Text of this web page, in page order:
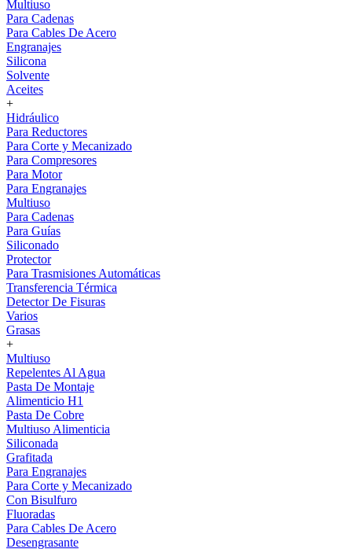
Multiuso
Para Cadenas
Para Cables De Acero
Engranajes
Silicona
Solvente
Aceites
+
Hidráulico
Para Reductores
Para Corte y Mecanizado
Para Compresores
Para Motor
Para Engranajes
Multiuso
Para Cadenas
Para Guías
Siliconado
Protector
Para Trasmisiones Automáticas
Transferencia Térmica
Detector De Fisuras
Varios
Grasas
+
Multiuso
Repelentes Al Agua
Pasta De Montaje
Alimenticio H1
Pasta De Cobre
Multiuso Alimenticia
Siliconada
Grafitada
Para Engranajes
Para Corte y Mecanizado
Con Bisulfuro
Fluoradas
Para Cables De Acero
Desengrasante